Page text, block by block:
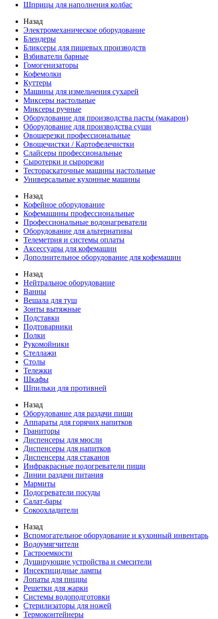
Шприцы для наполнения колбас
Назад
Электромеханическое оборудование
Блендеры
Бликсеры для пищевых производств
Взбиватели барные
Гомогенизаторы
Кофемолки
Куттеры
Машины для измельчения сухарей
Миксеры настольные
Миксеры ручные
Оборудование для производства пасты (макарон)
Оборудование для производства суши
Овощерезки профессиональные
Овощечистки / Картофелечистки
Слайсеры профессиональные
Сыротерки и сырорезки
Тестораскаточные машины настольные
Универсальные кухонные машины
Назад
Кофейное оборудование
Кофемашины профессиональные
Профессиональные водонагреватели
Оборудование для альтернативы
Телеметрия и системы оплаты
Аксессуары для кофемашин
Дополнительное оборудование для кофемашин
Назад
Нейтральное оборудование
Ванны
Вешала для туш
Зонты вытяжные
Подставки
Подтоварники
Полки
Рукомойники
Стеллажи
Столы
Тележки
Шкафы
Шпильки для противней
Назад
Оборудование для раздачи пищи
Аппараты для горячих напитков
Граниторы
Диспенсеры для мюсли
Диспенсеры для напитков
Диспенсеры для стаканов
Инфракрасные подогреватели пищи
Линии раздачи питания
Мармиты
Подогреватели посуды
Салат-бары
Сокоохладители
Назад
Вспомогательное оборудование и кухонный инвентарь
Водоумягчители
Гастроемкости
Душирующие устройства и смесители
Инсектицидные лампы
Лопаты для пиццы
Решетки для жарки
Системы водоподготовки
Стерилизаторы для ножей
Термоконтейнеры